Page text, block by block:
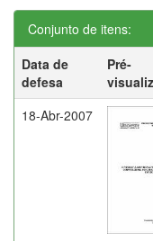
Conjunto de itens:
Data de
defesa
Pré-
18-Abr-2007